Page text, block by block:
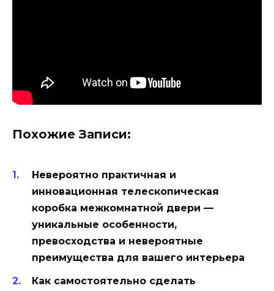
Похожие Записи:
Невероятно практичная и
инновационная телескопическая
коробка межкомнатной двери —
уникальные особенности,
превосходства и невероятные
преимущества для вашего интерьера
Как самостоятельно сделать